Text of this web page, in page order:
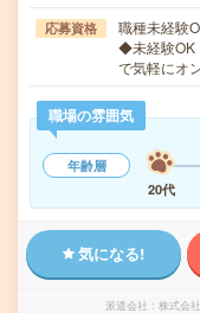
応募資格
職種未経験
◆未経験OK
で気軽にオ
職場の雰囲気
年齢層
20代
気になる!
派遣会社 株式会